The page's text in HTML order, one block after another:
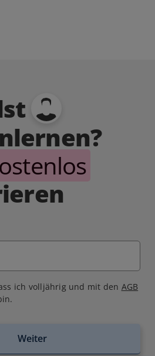
ich volljährig und mit den AGB
Weiter